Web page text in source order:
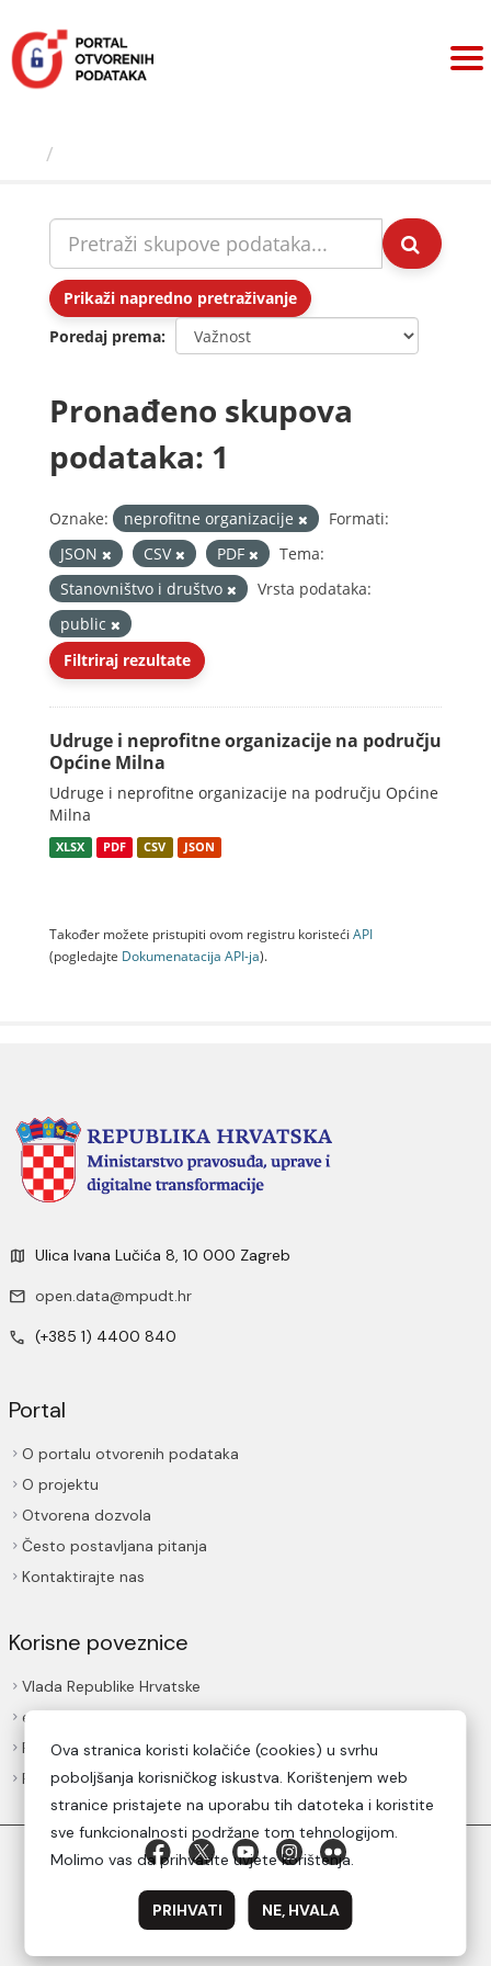
sadržaj
Prikaži napredno pretraživanje
Poredaj prema
Pronađeno skupova
podataka: 1
Oznake: neprofitne organizacije
Formati:
JSON
CSV PDF
Tema:
Stanovništvo i društvo
Vrsta podataka:
public
Filtriraj rezultate
Udruge i neprofitne organizacije na području
Općine Milna
Udruge i neprofitne organizacije na području Općine
Milna
XLSX PDF CSV JSON
Također možete pristupiti ovom registru koristeći API
(pogledajte Dokumenаtаcijа API-jа).